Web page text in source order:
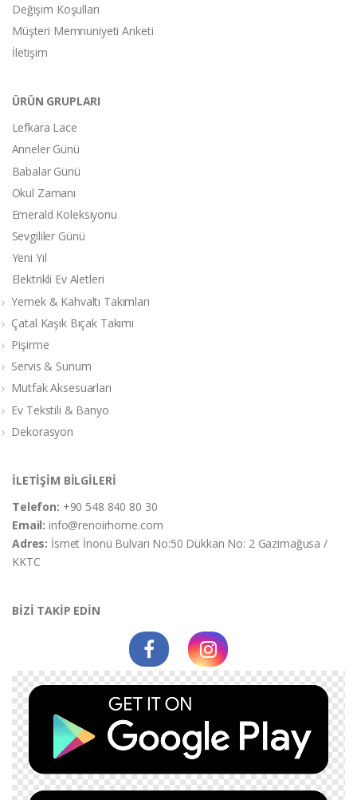
Değişim Koşulları
Müşteri Memnuniyeti Anketi
İletişim
ÜRÜN GRUPLARI
Lefkara Lace
Anneler Günü
Babalar Günü
Okul Zamanı
Emerald Koleksiyonu
Sevgililer Günü
Yeni Yıl
Elektrikli Ev Aletleri
Yemek & Kahvaltı Takımları
Çatal Kaşık Bıçak Takımı
Pişirme
Servis & Sunum
Mutfak Aksesuarları
Ev Tekstili & Banyo
Dekorasyon
İLETİŞİM BİLGİLERİ
Telefon: +90 548 840 80 30
Email:info@renoirhome.com
Adres: İsmet İnonü Bulvarı No:50 Dükkan No: 2 Gazimağusa /
KKTC
BİZİ TAKİP EDİN